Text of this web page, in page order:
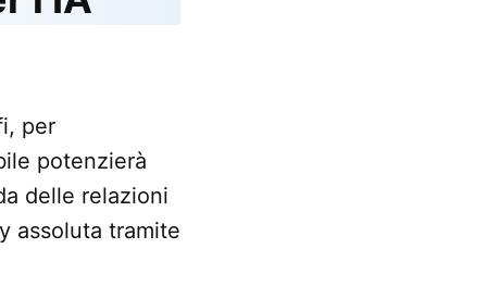
per
potenzierà
delle relazioni
assoluta tramite